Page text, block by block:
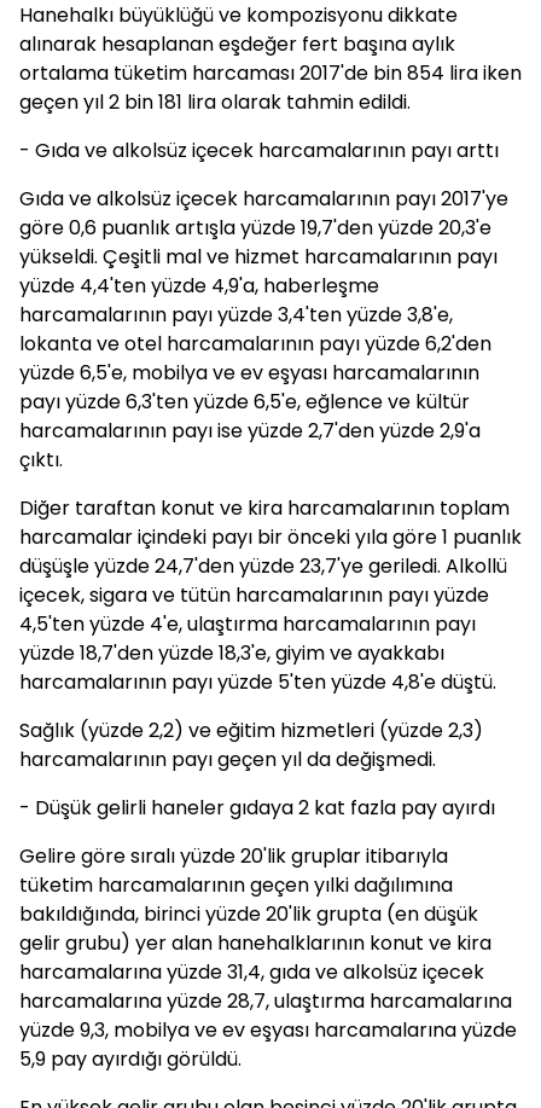
Hanehalkı büyüklüğü ve kompozisyonu dikkate
alınarak hesaplanan eşdeğer fert başına aylık
ortalama tüketim harcaması 2017'de bin 854 lira iken
geçen yıl 2 bin 181 lira olarak tahmin edildi.
- Gıda ve alkolsüz içecek harcamalarının payı arttı
Gıda ve alkolsüz içecek harcamalarının payı 2017'ye
göre 0,6 puanlık artışla yüzde 19,7'den yüzde 20,3'e
yükseldi. Çeşitli mal ve hizmet harcamalarının payı
yüzde 4,4'ten yüzde 4,9'a, haberleşme
harcamalarının payı yüzde 3,4'ten yüzde 3,8'e,
lokanta ve otel harcamalarının payı yüzde 6,2'den
yüzde 6,5'e, mobilya ve ev eşyası harcamalarının
payı yüzde 6,3'ten yüzde 6,5'e, eğlence ve kültür
harcamalarının payı ise yüzde 2,7'den yüzde 2,9'a
çıktı.
Diğer taraftan konut ve kira harcamalarının toplam
harcamalar içindeki payı bir önceki yıla göre 1 puanlık
düşüşle yüzde 24,7'den yüzde 23,7'ye geriledi. Alkollü
içecek, sigara ve tütün harcamalarının payı yüzde
4,5'ten yüzde 4'e, ulaştırma harcamalarının payı
yüzde 18,7'den yüzde 18,3'e, giyim ve ayakkabı
harcamalarının payı yüzde 5'ten yüzde 4,8'e düştü.
Sağlık (yüzde 2,2) ve eğitim hizmetleri (yüzde 2,3)
harcamalarının payı geçen yıl da değişmedi.
- Düşük gelirli haneler gıdaya 2 kat fazla pay ayırdı
Gelire göre sıralı yüzde 20'lik gruplar itibarıyla
tüketim harcamalarının geçen yılki dağılımına
bakıldığında, birinci yüzde 20'lik grupta (en düşük
gelir grubu) yer alan hanehalklarının konut ve kira
harcamalarına yüzde 31,4, gıda ve alkolsüz içecek
harcamalarına yüzde 28,7, ulaştırma harcamalarına
yüzde 9,3, mobilya ve ev eşyası harcamalarına yüzde
5,9 pay ayırdığı görüldü.